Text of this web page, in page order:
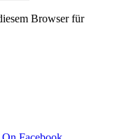
Browser für